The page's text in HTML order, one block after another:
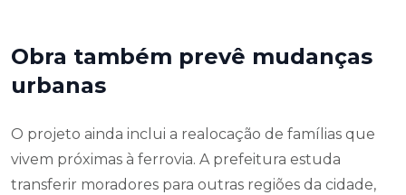
Obra também prevê mudanças
urbanas
O projeto ainda inclui a realocação de famílias que
vivem próximas à ferrovia. A prefeitura estuda
transferir moradores para outras regiões da cidade,